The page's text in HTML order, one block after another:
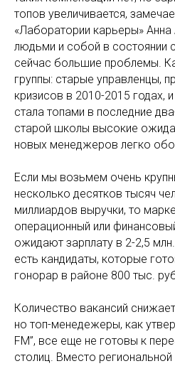
топов увеличивается,
«Лаборатории карьеры»
людьми и собой в состоянии
сейчас большие проблемы.
группы: старые управленцы,
кризисов в 2010-2015 годах,
стала топами в последние
старой школы высокие
новых менеджеров легко
Если мы возьмем очень
несколько десятков тысяч
миллиардов выручки, то
операционный или
ожидают зарплату в 2-2,5
есть кандидаты, которые
гонорар в районе 800 тыс.
Количество вакансий
но топ-менедежеры, как
FM”, все еще не готовы к
столиц. Вместо